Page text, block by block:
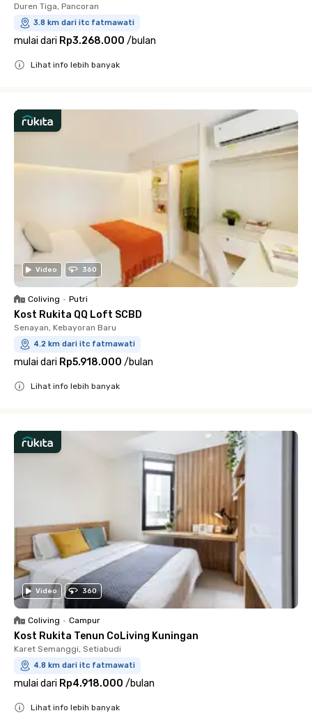
Duren Tiga, Pancoran
3.8 km dari itc fatmawati
mulai dari Rp3.268.000 /bulan
Lihat info lebih banyak
Video 360
Coliving • Putri
Kost Rukita QQ Loft SCBD
Senayan, Kebayoran Baru
4.2 km dari itc fatmawati
mulai dari Rp5.918.000 /bulan
Lihat info lebih banyak
Video 360
Coliving • Campur
Kost Rukita Tenun CoLiving Kuningan
Karet Semanggi, Setiabudi
4.8 km dari itc fatmawati
mulai dari Rp4.918.000 /bulan
Lihat info lebih banyak